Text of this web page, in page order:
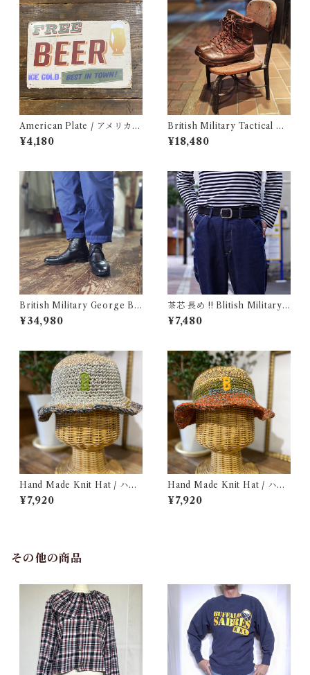
American Plate / アメリカン
プレート
¥4,180
British Military Tactical Bo
ots Brown 8W / BATES / イ
ギリス軍 コンバット ブーツ ベ
¥18,480
British Military George Bo
ots 10M / Made in England
/ イギリス軍 ジョージブーツ
¥34,980
茶芯 長め !! Blitish Military
UK Leather Belt Black / イ
ギリス軍 レザー ベルト 96〜1
¥7,480
Hand Made Knit Hat / ハン
ドメイド ニット ハット
¥7,920
Hand Made Knit Hat / ハン
ド メイド ニット ハット
¥7,920
その他の商品